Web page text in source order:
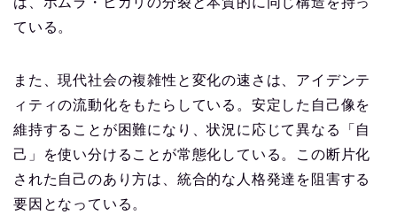
ている。
また、現代社会の複雑性と変化の速さは、アイデンテ
ィティの流動化をもたらしている。安定した自己像を
維持することが困難になり、状況に応じて異なる「自
己」を使い分けることが常態化している。この断片化
された自己のあり方は、統合的な人格発達を阻害する
要因となっている。